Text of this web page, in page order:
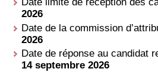
2026
Date de la commission
2026
Date de réponse au candidat
14 septembre 2026